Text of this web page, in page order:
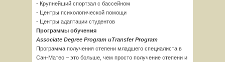
- Крупнейший спортзал с бассейном
- Центры психологической помощи
- Центры адаптации студентов
Программы обучения
Associate Degree Program иTransfer Program
Программа получения степени младшего специалиста в
Сан-Матео – это больше, чем просто получение степени и